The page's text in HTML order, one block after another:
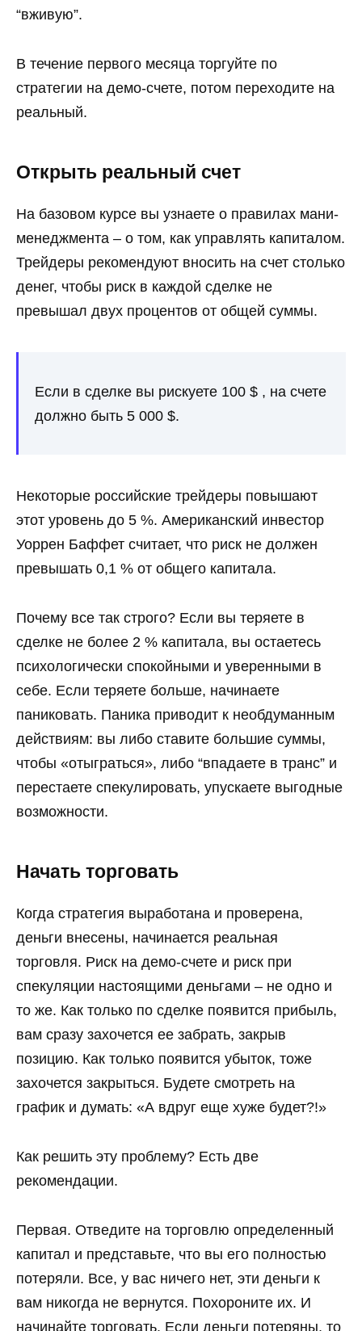
“вживую”.
В течение первого месяца торгуйте по
стратегии на демо-счете, потом переходите на
реальный.
Открыть реальный счет
На базовом курсе вы узнаете о правилах мани-
менеджмента – о том, как управлять капиталом.
Трейдеры рекомендуют вносить на счет столько
денег, чтобы риск в каждой сделке не
превышал двух процентов от общей суммы.
Если в сделке вы рискуете 100 $ , на счете
должно быть 5 000 $.
Некоторые российские трейдеры повышают
этот уровень до 5 %. Американский инвестор
Уоррен Баффет считает, что риск не должен
превышать 0,1 % от общего капитала.
Почему все так строго? Если вы теряете в
сделке не более 2 % капитала, вы остаетесь
психологически спокойными и уверенными в
себе. Если теряете больше, начинаете
паниковать. Паника приводит к необдуманным
действиям: вы либо ставите большие суммы,
чтобы «отыграться», либо “впадаете в транс” и
перестаете спекулировать, упускаете выгодные
возможности.
Начать торговать
Когда стратегия выработана и проверена,
деньги внесены, начинается реальная
торговля. Риск на демо-счете и риск при
спекуляции настоящими деньгами – не одно и
то же. Как только по сделке появится прибыль,
вам сразу захочется ее забрать, закрыв
позицию. Как только появится убыток, тоже
захочется закрыться. Будете смотреть на
график и думать: «А вдруг еще хуже будет?!»
Как решить эту проблему? Есть две
рекомендации.
Первая. Отведите на торговлю определенный
капитал и представьте, что вы его полностью
потеряли. Все, у вас ничего нет, эти деньги к
вам никогда не вернутся. Похороните их. И
начинайте торговать. Если деньги потеряны, то